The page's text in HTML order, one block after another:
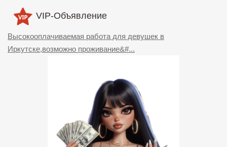
VIP-Объявление
Высокооплачиваемая работа для девушек в
Иркутске,возможно проживание&#...